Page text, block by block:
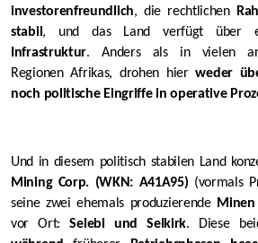
investorenfreundlich, die rechtlichen
stabil, und das Land verfügt über
Infrastruktur. Anders als in vielen
Regionen Afrikas, drohen hierweder
noch politische Eingriffe in operative
Und in diesem politisch stabilen Land
Mining Corp. (WKN: A41A95) (vormals
seine zwei ehemals produzierende Minen
vor Ort:Selebi und Selkirk. Diese